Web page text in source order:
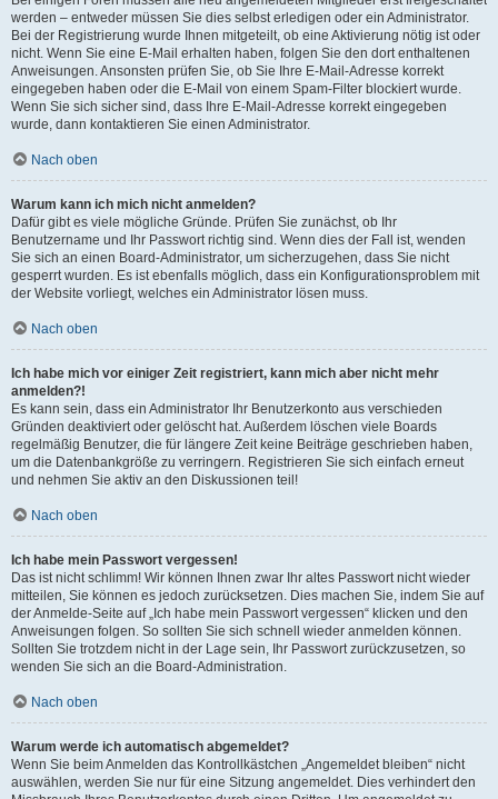
werden – entweder müssen Sie dies selbst erledigen oder ein Administrator.
Bei der Registrierung wurde Ihnen mitgeteilt, ob eine Aktivierung nötig ist oder
nicht. Wenn Sie eine E-Mail erhalten haben, folgen Sie den dort enthaltenen
Anweisungen. Ansonsten prüfen Sie, ob Sie Ihre E-Mail-Adresse korrekt
eingegeben haben oder die E-Mail von einem Spam-Filter blockiert wurde.
Wenn Sie sich sicher sind, dass Ihre E-Mail-Adresse korrekt eingegeben
wurde, dann kontaktieren Sie einen Administrator.
Nach oben
Warum kann ich mich nicht anmelden?
Dafür gibt es viele mögliche Gründe. Prüfen Sie zunächst, ob Ihr
Benutzername und Ihr Passwort richtig sind. Wenn dies der Fall ist, wenden
Sie sich an einen Board-Administrator, um sicherzugehen, dass Sie nicht
gesperrt wurden. Es ist ebenfalls möglich, dass ein Konfigurationsproblem mit
der Website vorliegt, welches ein Administrator lösen muss.
Nach oben
Ich habe mich vor einiger Zeit registriert, kann mich aber nicht mehr
anmelden?!
Es kann sein, dass ein Administrator Ihr Benutzerkonto aus verschieden
Gründen deaktiviert oder gelöscht hat. Außerdem löschen viele Boards
regelmäßig Benutzer, die für längere Zeit keine Beiträge geschrieben haben,
um die Datenbankgröße zu verringern. Registrieren Sie sich einfach erneut
und nehmen Sie aktiv an den Diskussionen teil!
Nach oben
Ich habe mein Passwort vergessen!
Das ist nicht schlimm! Wir können Ihnen zwar Ihr altes Passwort nicht wieder
mitteilen, Sie können es jedoch zurücksetzen. Dies machen Sie, indem Sie auf
der Anmelde-Seite auf „Ich habe mein Passwort vergessen“ klicken und den
Anweisungen folgen. So sollten Sie sich schnell wieder anmelden können.
Sollten Sie trotzdem nicht in der Lage sein, Ihr Passwort zurückzusetzen, so
wenden Sie sich an die Board-Administration.
Nach oben
Warum werde ich automatisch abgemeldet?
Wenn Sie beim Anmelden das Kontrollkästchen „Angemeldet bleiben“ nicht
auswählen, werden Sie nur für eine Sitzung angemeldet. Dies verhindert den